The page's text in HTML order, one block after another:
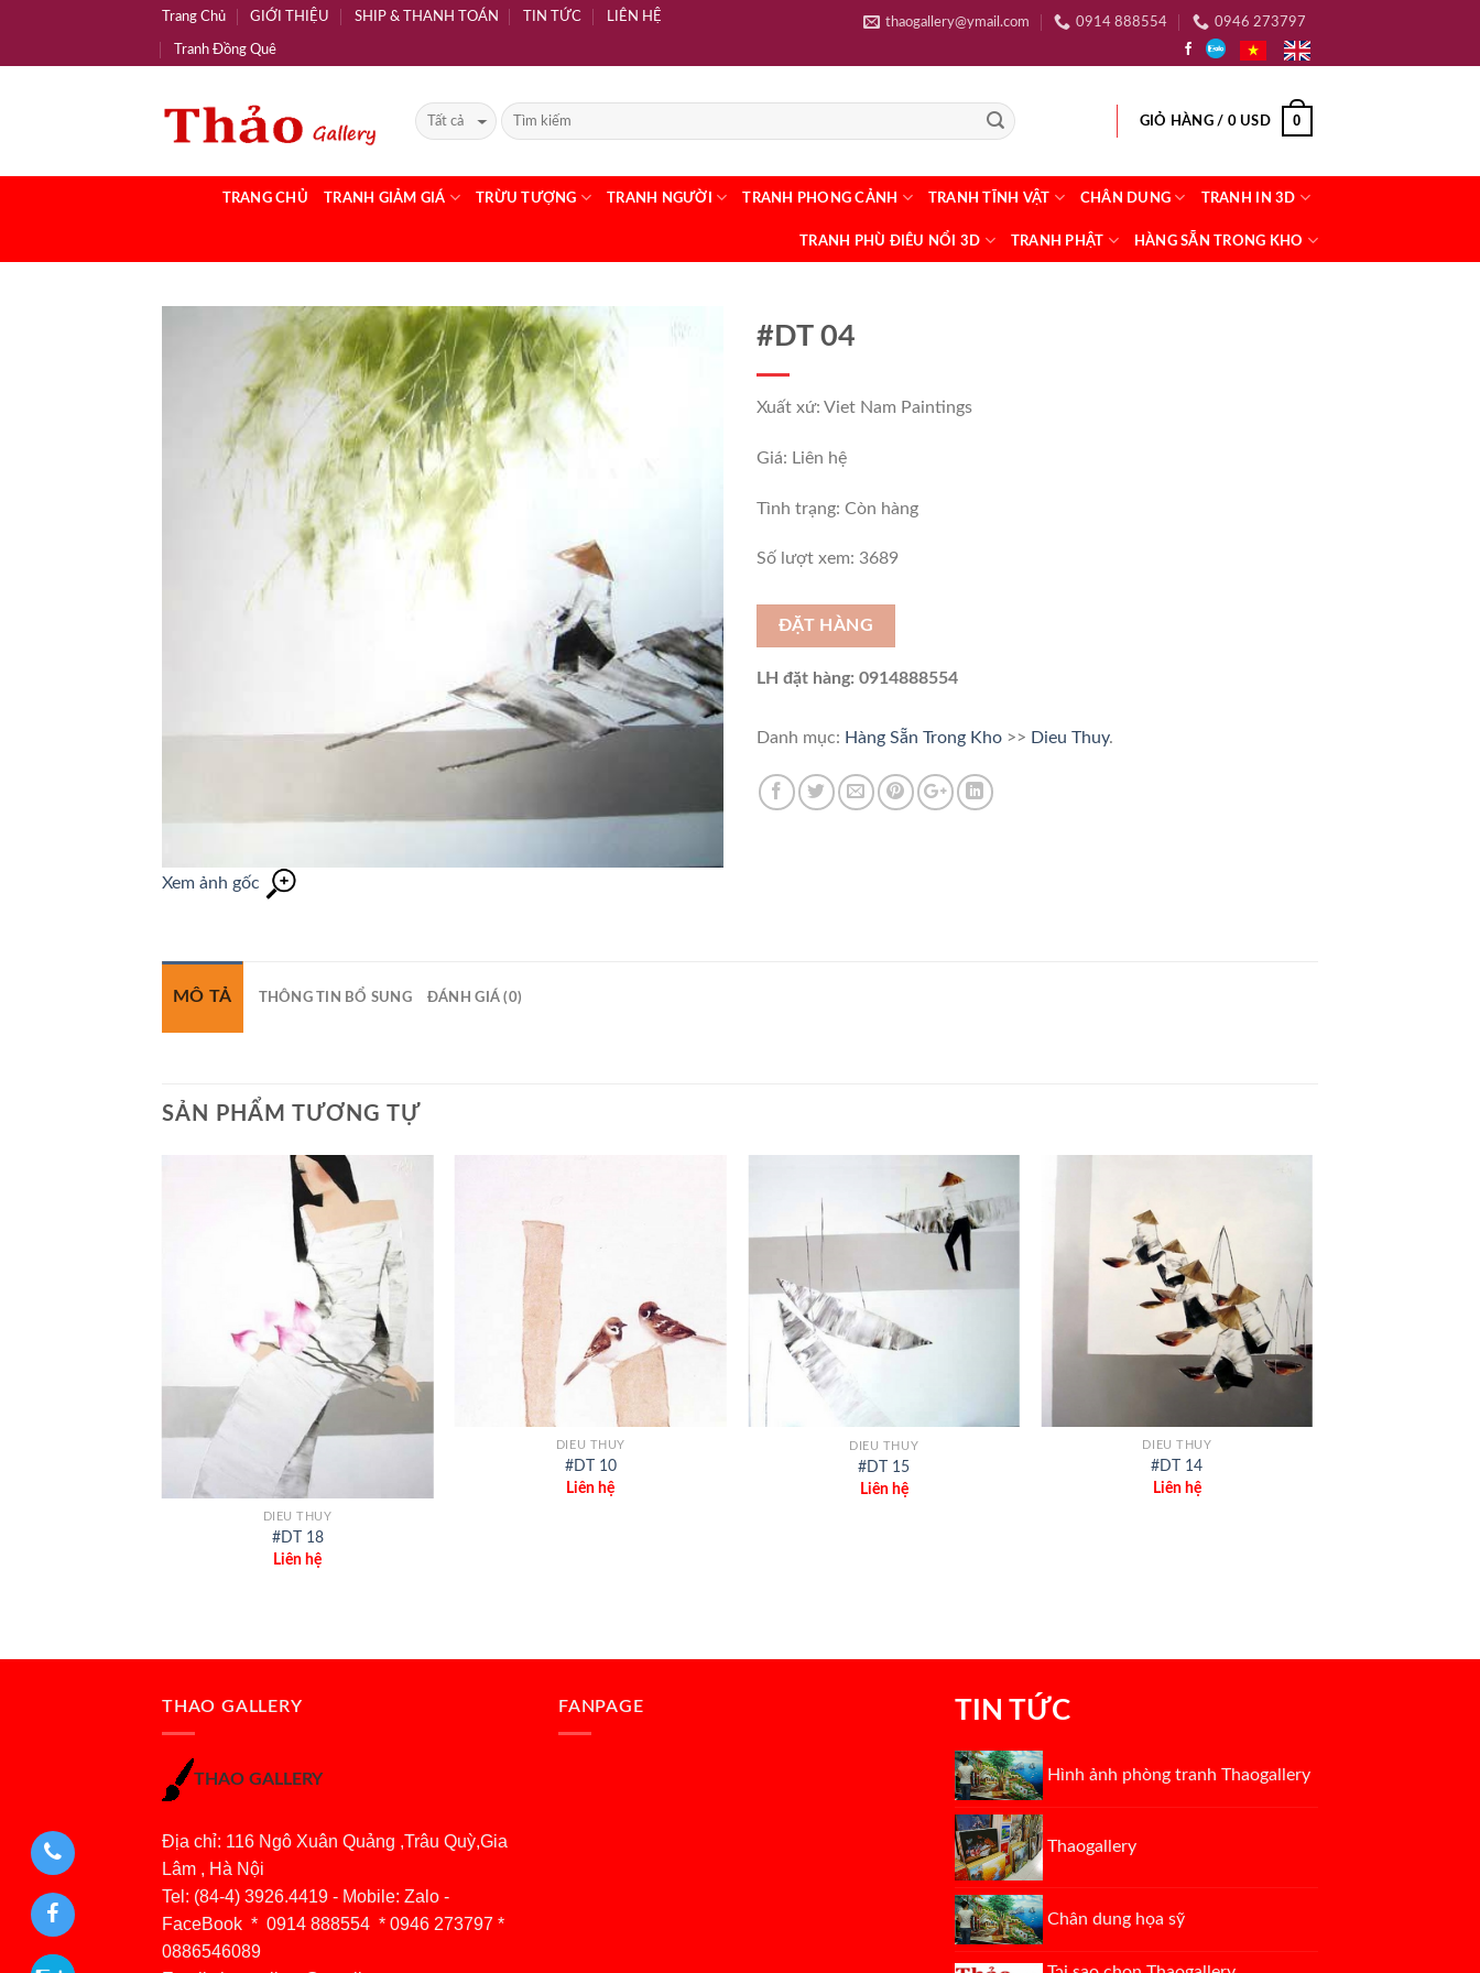
Trang Chủ GIỚI THIỆU SHIP & THANH TOÁN TIN TỨC LIÊN HỆ
Tranh Đồng Quê
thaogallery@ymail.com 0914 888554 0946 273797
GIỎ HÀNG / 0USD 0
TRANG CHỦ TRANH GIẢM GIÁ TRỪU TƯỢNG TRANH NGƯỜI TRANH PHONG CẢNH TRANH TĨNH VẬT CHÂN DUNG TRANH IN 3D
TRANH PHÙ ĐIÊU NỔI 3D TRANH PHẬT HÀNG SẴN TRONG KHO
Xem ảnh gốc
#DT 04
Xuất xứ: Viet Nam Paintings
Giá: Liên hệ
Tình trạng: Còn hàng
Số lượt xem: 3689
ĐẶT HÀNG
LH đặt hàng: 0914888554
Danh mục: Hàng Sẵn Trong Kho >> Dieu Thuy.
MÔ TẢ THÔNG TIN BỔ SUNG ĐÁNH GIÁ (0)
SẢN PHẨM TƯƠNG TỰ
DIEU THUY
#DT 18
Liên hệ
DIEU THUY
#DT 10
Liên hệ
DIEU THUY
#DT 15
Liên hệ
DIEU THUY
#DT 14
Liên hệ
THAO GALLERY
THAO GALLERY
Địa chỉ: 116 Ngô Xuân Quảng ,Trâu Quỳ,Gia
Lâm , Hà Nội
Tel: (84-4) 3926.4419 - Mobile: Zalo -
FaceBook * 0914 888554 * 0946 273797 *
0886546089
FANPAGE TIN TỨC
Hình ảnh phòng tranh Thaogallery
Thaogallery
Chân dung họa sỹ